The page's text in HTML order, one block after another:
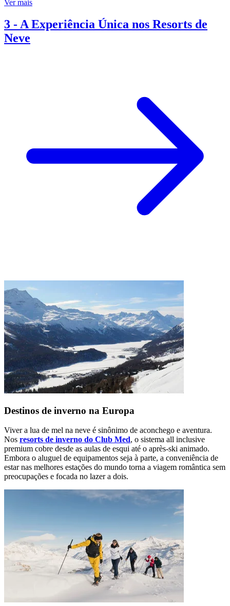
Ver mais
3 - A Experiência Única nos Resorts de
Neve
Destinos de inverno na Europa
Viver a lua de mel na neve é sinônimo de aconchego e aventura.
Nos resorts de inverno do Club Med, o sistema all inclusive
premium cobre desde as aulas de esqui até o après-ski animado.
Embora o aluguel de equipamentos seja à parte, a conveniência de
estar nas melhores estações do mundo torna a viagem romântica sem
preocupações e focada no lazer a dois.